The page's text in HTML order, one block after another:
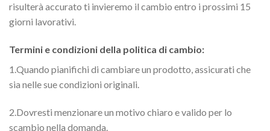
risulterà accurato ti invieremo il cambio entro i prossimi 15
giorni lavorativi.
Termini e condizioni della politica di cambio:
1.Quando pianifichi di cambiare un prodotto, assicurati che
sia nelle sue condizioni originali.
2.Dovresti menzionare un motivo chiaro e valido per lo
scambio nella domanda.